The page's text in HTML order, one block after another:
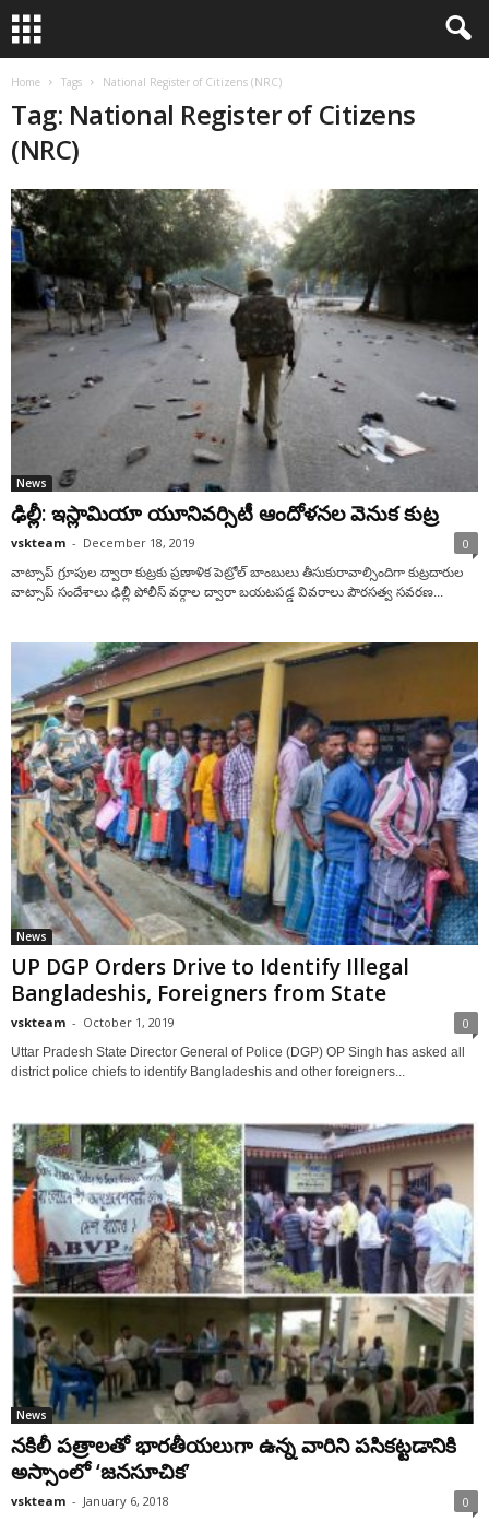
Home Tags National Register of Citizens (NRC)
Tag: National Register of Citizens
(NRC)
News
ఢిల్లీ: ఇస్లామియా యూనివర్సిటీ ఆందోళనల వెనుక కుట్ర
vskteam - December 18, 2019 0
వాట్సాప్ గ్రూపుల ద్వారా కుట్రకు ప్రణాళిక పెట్రోల్ బాంబులు తీసుకురావాల్సిందిగా కుట్రదారుల
వాట్సాప్ సందేశాలు ఢిల్లీ పోలీస్ వర్గాల ద్వారా బయటపడ్డ వివరాలు పౌరసత్వ సవరణ...
News
UP DGP Orders Drive to Identify Illegal
Bangladeshis, Foreigners from State
vskteam - October 1, 2019 0
Uttar Pradesh State Director General of Police (DGP) OP Singh has asked all
district police chiefs to identify Bangladeshis and other foreigners...
News
నకిలీ పత్రాలతో భారతీయలుగా ఉన్న వారిని పసికట్టడానికి
అస్సాంలో ‘జనసూచిక’
vskteam - January 6, 2018 0